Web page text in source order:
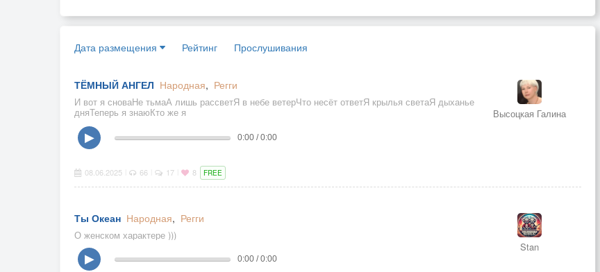
Дата размещения Рейтинг Прослушивания
ТЁМНЫЙ АНГЕЛ Народная, Регги
И вот я сноваНе тьмаА лишь рассветЯ в небе ветерЧто несёт ответЯ крылья светаЯ дыханье
дняТеперь я знаюКто же я Высоцкая Галина
▶ 0:00 / 0:00
08.06.2025 66 17 8 FREE
Ты Океан Народная, Регги
О женском характере )))
Stan
▶ 0:00 / 0:00